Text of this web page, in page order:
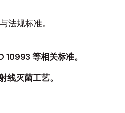
法规标准。
等相关标准。
线灭菌工艺。